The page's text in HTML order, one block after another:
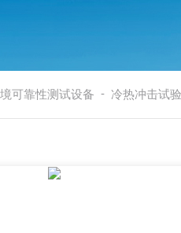
可靠性测试设备 - 冷热冲击试